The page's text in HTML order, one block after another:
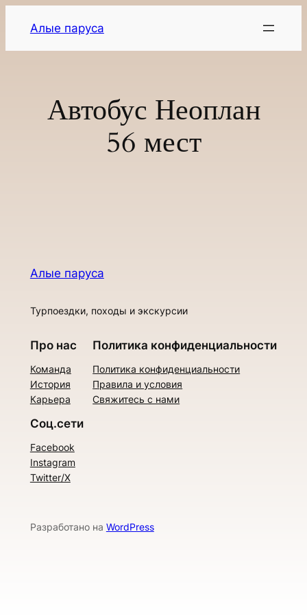
содержимому
Алые паруса
Автобус Неоплан
56 мест
Алые паруса
Турпоездки, походы и экскурсии
Про нас
Команда
История
Карьера
Политика конфиденциальности
Политика конфиденциальности
Правила и условия
Свяжитесь с нами
Соц.сети
Facebook
Instagram
Twitter/X
Разработано на WordPress